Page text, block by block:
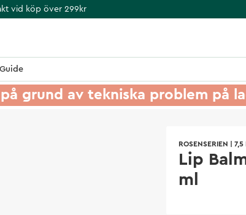
vid köp över 299kr
grund av tekniska problem på
ROSENSERIEN 7,5
Lip
ml